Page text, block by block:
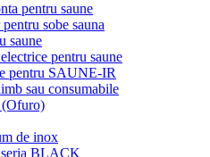
pentru saune
sobe sauna
saune
pentru saune
pentru SAUNE-IR
sau consumabile
(Ofuro)
de inox
BLACK